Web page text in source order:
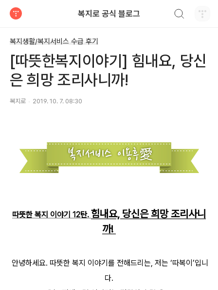
복지로 공식 블로그
복지생활/복지서비스 수급 후기
[따뜻한복지이야기] 힘내요, 당신
은 희망 조리사니까!
복지로 2019. 10. 7. 08:30
따뜻한 복지 이야기 12탄. 힘내요, 당신은 희망 조리사니
까!
안녕하세요. 따뜻한 복지 이야기를 전해드리는, 저는 ‘따복이’입니
다.